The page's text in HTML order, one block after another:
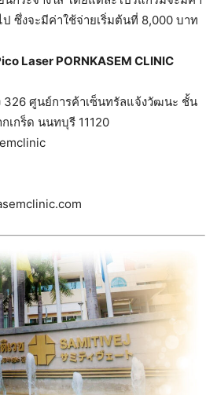
ซึ่งจะมีค่าใช้จ่ายเริ่มต้นที่ 8,000 บาท
Laser PORNKASEM CLINIC
326 ศูนย์การค้าเซ็นทรัลแจ้งวัฒนะ ชั้น
เกร็ด นนทบุรี 11120